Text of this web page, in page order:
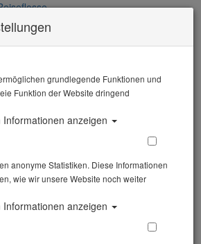
Zurück
zeigen aus: Geräteflossen
grundlegende Funktionen und
Funktion der Website dringend
Informationen anzeigen
anonyme Statistiken. Diese Informationen
wie wir unsere Website noch weiter
Informationen anzeigen